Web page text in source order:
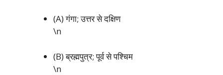
(A) गंगा; उत्तर से दक्षिण
\n
(B) ब्रह्मपुत्र; पूर्व से पश्चिम
\n